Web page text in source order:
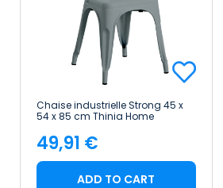
Chaise industrielle Strong 45 x
54 x 85 cm Thinia Home
Price
49,91 €
ADD TO CART